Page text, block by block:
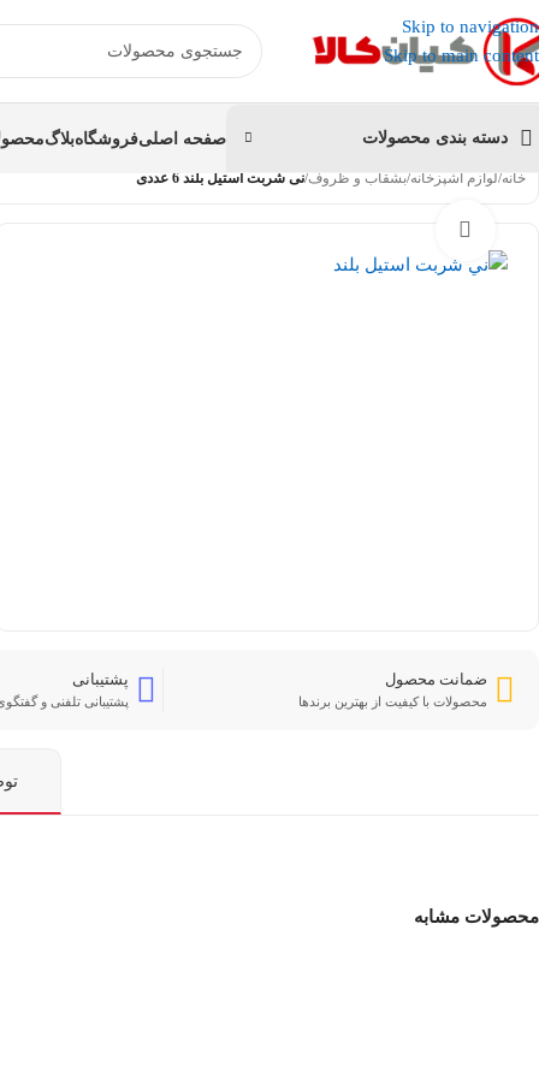
Skip to navigation
Skip to main content
دسته بندی محصولات صفحه اصلیفروشگاهبلاگ
خانه/لوازم آشپزخانه/بشقاب و ظروف/نی شربت استيل بلند 6 عددی
ضمانت محصول
محصولات با کیفیت از بهترین برندها
پشتیبانی
پشتیبانی تلفنی و
محصولات مشابه